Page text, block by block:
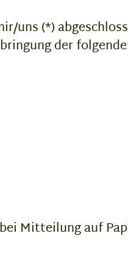
uns (*)
der
Mitteilung auf